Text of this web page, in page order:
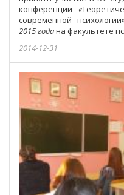
конференции «
современной психологии
2015 годана факультете
2014-12-31